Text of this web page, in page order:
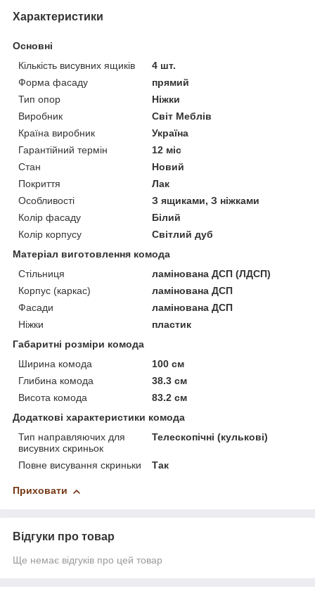
Характеристики
Основні
Кількість висувних ящиків
4 шт.
Форма фасаду
прямий
Тип опор
Ніжки
Виробник
Світ Меблів
Країна виробник
Україна
Гарантійний термін
12 міс
Стан
Новий
Покриття
Лак
Особливості
З ящиками, З ніжками
Колір фасаду
Білий
Колір корпусу
Світлий дуб
Матеріал виготовлення комода
Стільниця
ламінована ДСП (ЛДСП)
Корпус (каркас)
ламінована ДСП
Фасади
ламінована ДСП
Ніжки
пластик
Габаритні розміри комода
Ширина комода
100 см
Глибина комода
38.3 см
Висота комода
83.2 см
Додаткові характеристики комода
Тип направляючих для
висувних скриньок
Телескопічні (кулькові)
Повне висування скриньки Так
Приховати
Відгуки про товар
Ще немає відгуків про цей товар